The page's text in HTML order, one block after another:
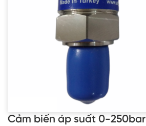
Cảm biến áp suất 0-250bar